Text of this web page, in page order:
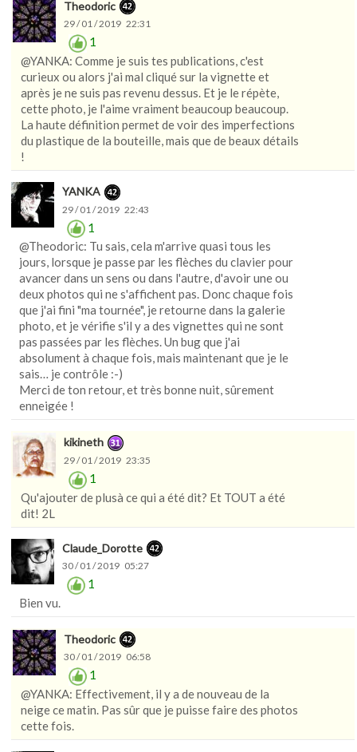
Theodoric
29 / 01 / 2019 22:31
1
@YANKA: Comme je suis tes publications, c'est
curieux ou alors j'ai mal cliqué sur la vignette et
après je ne suis pas revenu dessus. Et je le répète,
cette photo, je l'aime vraiment beaucoup beaucoup.
La haute définition permet de voir des imperfections
du plastique de la bouteille, mais que de beaux détails
!
YANKA
29 / 01 / 2019 22:43
1
@Theodoric: Tu sais, cela m'arrive quasi tous les
jours, lorsque je passe par les flèches du clavier pour
avancer dans un sens ou dans l'autre, d'avoir une ou
deux photos qui ne s'affichent pas. Donc chaque fois
que j'ai fini "ma tournée", je retourne dans la galerie
photo, et je vérifie s'il y a des vignettes qui ne sont
pas passées par les flèches. Un bug que j'ai
absolument à chaque fois, mais maintenant que je le
sais… je contrôle :-)
Merci de ton retour, et très bonne nuit, sûrement
enneigée !
kikineth
29 / 01 / 2019 23:35
1
Qu'ajouter de plusà ce qui a été dit? Et TOUT a été
dit! 2L
Claude_Dorotte
30 / 01 / 2019 05:27
1
Bien vu.
Theodoric
30 / 01 / 2019 06:58
1
@YANKA: Effectivement, il y a de nouveau de la
neige ce matin. Pas sûr que je puisse faire des photos
cette fois.